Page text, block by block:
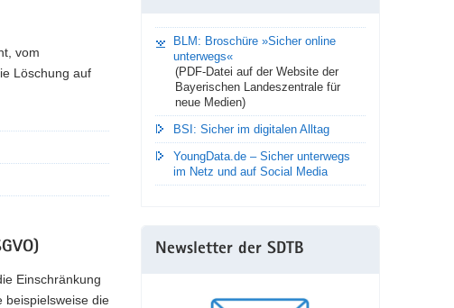
vom
Löschung auf
Einschränkung
beispielsweise die
BLM: Broschüre »Sicher online
unterwegs«
(PDF-Datei auf der Website der
Bayerischen Landeszentrale für
neue Medien)
BSI: Sicher im digitalen Alltag
YoungData.de – Sicher unterwegs
im Netz und auf Social Media
Newsletter der SDTB